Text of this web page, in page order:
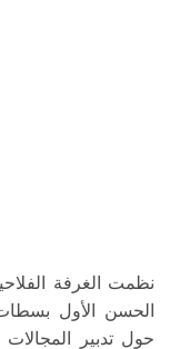
نظمت الغرفة
الحسن الأول
حول تدبير المجالات